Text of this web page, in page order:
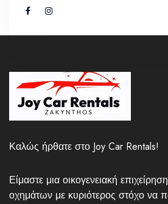
Καλώς ήρθατε στο Joy Car Rentals!
Είμαστε μια οικογενειακή
οχημάτων με κυριότερος στόχο να